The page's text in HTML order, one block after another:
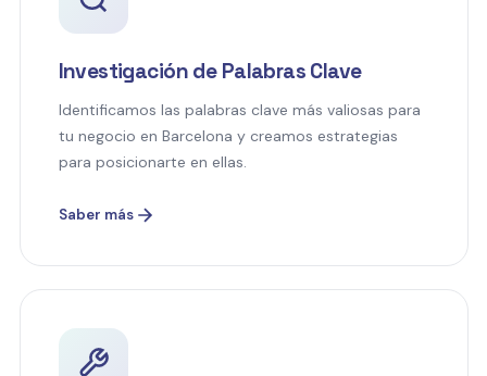
Investigación de Palabras Clave
Identificamos las palabras clave más valiosas para
tu negocio en Barcelona y creamos estrategias
para posicionarte en ellas.
Saber más